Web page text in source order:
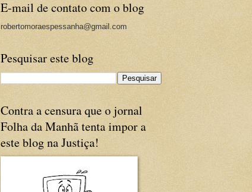
E-mail de contato com o blog
robertomoraespessanha@gmail.com
Pesquisar este blog
Contra a censura que o jornal
Folha da Manhã tenta impor a
este blog na Justiça!